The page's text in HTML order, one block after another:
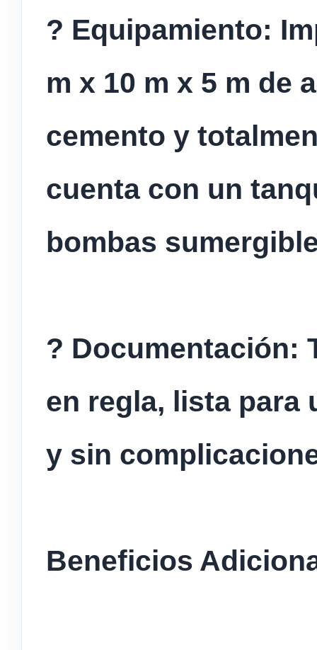
? Equipamiento:
m x 10 m x 5 m de
cemento y
cuenta con un
bombas
? Documentación:
en regla, lista para
y sin
Beneficios